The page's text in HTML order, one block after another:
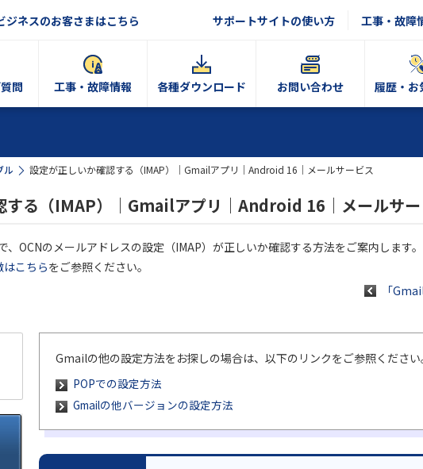
ジネスのお客さまはこちら サポートサイトの使い方 工事・故障
問 工事・故障情報 各種ダウンロード お問い合わせ 履歴・お
ル 設定が正しいか確認する（IMAP）｜Gmailアプリ｜Android 16｜メールサービス
する（IMAP）｜Gmailアプリ｜Android 16｜メールサ
OCNのメールアドレスの設定（IMAP）が正しいか確認する方法をご案内します。
はこちらをご参照ください。
「
Gmailの他の設定方法をお探しの場合は、以下のリンクをご参照くださ
POPでの設定方法
Gmailの他バージョンの設定方法